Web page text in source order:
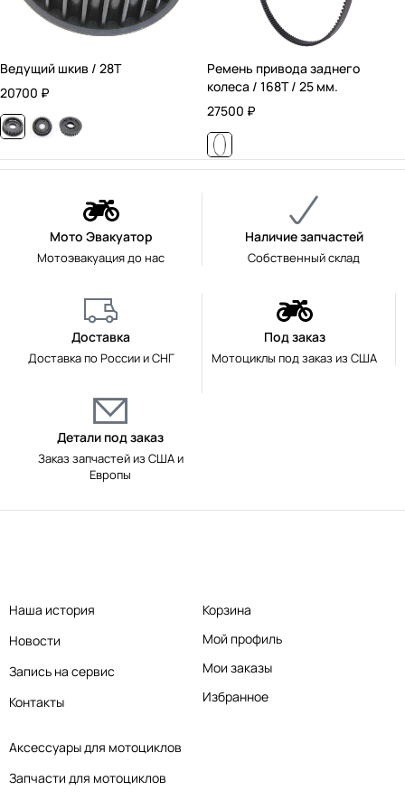
Ведущий шкив / 28T
20700 ₽
Ремень привода заднего
колеса / 168T / 25 мм.
27500 ₽
Мото Эвакуатор
Мотоэвакуация до нас
Наличие запчастей
Собственный склад
Доставка
Доставка по России и СНГ
Под заказ
Мотоциклы под заказ из США
Детали под заказ
Заказ запчастей из США и
Европы
Аксессуары для мотоциклов
Запчасти для мотоциклов
Наша история
Новости
Запись на сервис
Контакты
Корзина
Мой профиль
Мои заказы
Избранное